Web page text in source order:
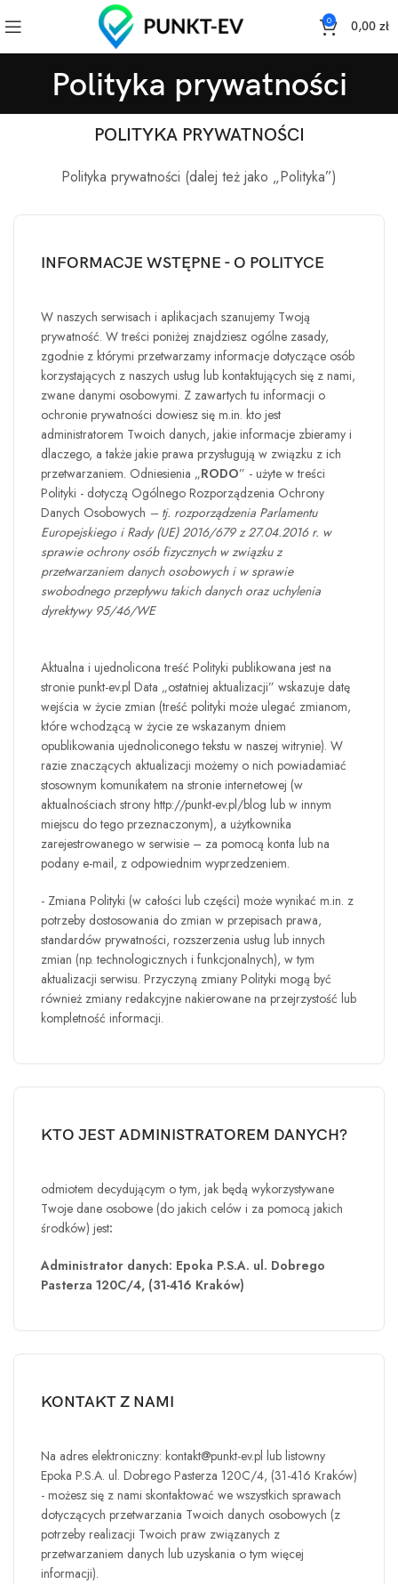
0 0,00 zł
Polityka prywatności
POLITYKA PRYWATNOŚCI
Polityka prywatności (dalej też jako „Polityka”)
INFORMACJE WSTĘPNE - O POLITYCE
W naszych serwisach i aplikacjach szanujemy Twoją
prywatność. W treści poniżej znajdziesz ogólne zasady,
zgodnie z którymi przetwarzamy informacje dotyczące osób
korzystających z naszych usług lub kontaktujących się z nami,
zwane danymi osobowymi. Z zawartych tu informacji o
ochronie prywatności dowiesz się m.in. kto jest
administratorem Twoich danych, jakie informacje zbieramy i
dlaczego, a także jakie prawa przysługują w związku z ich
przetwarzaniem. Odniesienia „RODO” - użyte w treści
Polityki - dotyczą Ogólnego Rozporządzenia Ochrony
Danych Osobowych – tj. rozporządzenia Parlamentu
Europejskiego i Rady (UE) 2016/679 z 27.04.2016 r. w
sprawie ochrony osób fizycznych w związku z
przetwarzaniem danych osobowych i w sprawie
swobodnego przepływu takich danych oraz uchylenia
dyrektywy 95/46/WE
Aktualna i ujednolicona treść Polityki publikowana jest na
stronie punkt-ev.pl Data „ostatniej aktualizacji” wskazuje datę
wejścia w życie zmian (treść polityki może ulegać zmianom,
które wchodzącą w życie ze wskazanym dniem
opublikowania ujednoliconego tekstu w naszej witrynie). W
razie znaczących aktualizacji możemy o nich powiadamiać
stosownym komunikatem na stronie internetowej (w
aktualnościach strony http://punkt-ev.pl/blog lub w innym
miejscu do tego przeznaczonym), a użytkownika
zarejestrowanego w serwisie – za pomocą konta lub na
podany e-mail, z odpowiednim wyprzedzeniem.
- Zmiana Polityki (w całości lub części) może wynikać m.in. z
potrzeby dostosowania do zmian w przepisach prawa,
standardów prywatności, rozszerzenia usług lub innych
zmian (np. technologicznych i funkcjonalnych), w tym
aktualizacji serwisu. Przyczyną zmiany Polityki mogą być
również zmiany redakcyjne nakierowane na przejrzystość lub
kompletność informacji.
KTO JEST ADMINISTRATOREM DANYCH?
odmiotem decydującym o tym, jak będą wykorzystywane
Twoje dane osobowe (do jakich celów i za pomocą jakich
środków) jest:
Administrator danych: Epoka P.S.A. ul. Dobrego
Pasterza 120C/4, (31-416 Kraków)
KONTAKT Z NAMI
Na adres elektroniczny: kontakt@punkt-ev.pl lub listowny
Epoka P.S.A. ul. Dobrego Pasterza 120C/4, (31-416 Kraków)
- możesz się z nami skontaktować we wszystkich sprawach
dotyczących przetwarzania Twoich danych osobowych (z
potrzeby realizacji Twoich praw związanych z
przetwarzaniem danych lub uzyskania o tym więcej
informacji).